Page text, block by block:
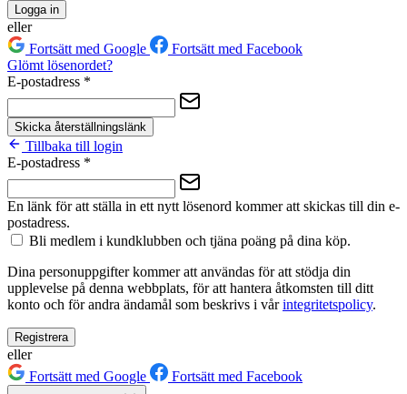
Logga in
eller
Fortsätt med Google
Fortsätt med Facebook
Glömt lösenordet?
E-postadress *
Skicka återställningslänk
Tillbaka till login
E-postadress *
En länk för att ställa in ett nytt lösenord kommer att skickas till din e-
postadress.
Bli medlem i kundklubben och tjäna poäng på dina köp.
Dina personuppgifter kommer att användas för att stödja din
upplevelse på denna webbplats, för att hantera åtkomsten till ditt
konto och för andra ändamål som beskrivs i vårintegritetspolicy.
Registrera
eller
Fortsätt med Google
Fortsätt med Facebook